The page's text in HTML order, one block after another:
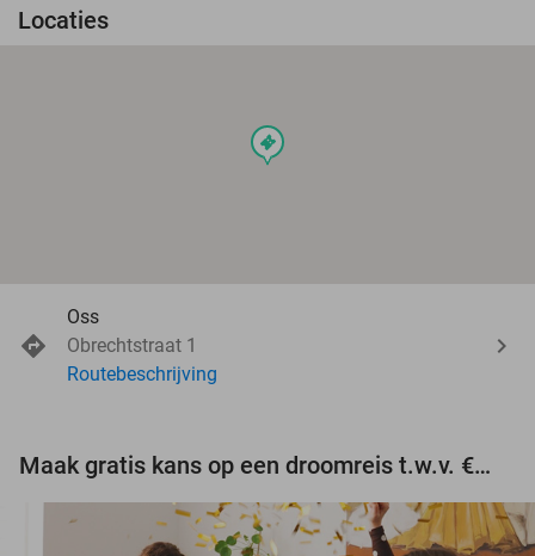
Locaties
events
Oss
Obrechtstraat 1
Routebeschrijving
Maak gratis kans op een droomreis t.w.v. €3.000!